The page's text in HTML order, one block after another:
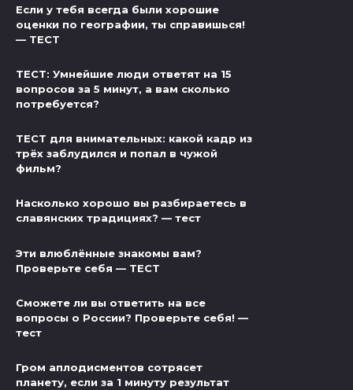
Если у тебя всегда были хорошие
оценки по географии, ты справишься!
— ТЕСТ
ТЕСТ: Умнейшие люди ответят на 15
вопросов за 5 минут, а вам сколько
потребуется?
ТЕСТ для внимательных: какой кадр из
трёх заблудился и попал в чужой
фильм?
Насколько хорошо вы разбираетесь в
славянских традициях? — тест
Эти влюблённые знакомы вам?
Проверьте себя — ТЕСТ
Сможете ли вы ответить на все
вопросы о России? Проверьте себя! —
тест
Гром аплодисментов сотрясет
планету, если за 1 минуту результат